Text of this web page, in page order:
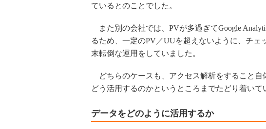
ているとのことでした。
また別の会社では、PVが多過ぎてGoogle
るため、一定のPV／UUを超えないように、チェ
末転倒な運用をしていました。
どちらのケースも、アクセス解析をすること自
どう活用するのかというところまでたどり着いて
データをどのように活用するか